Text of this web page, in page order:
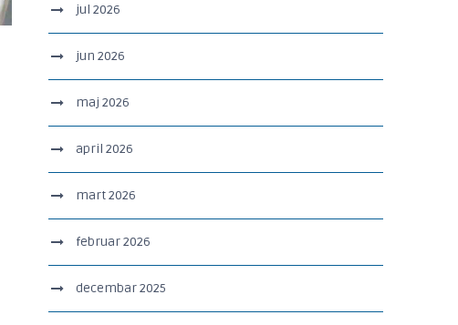
jul 2026
jun 2026
maj 2026
april 2026
mart 2026
februar 2026
decembar 2025